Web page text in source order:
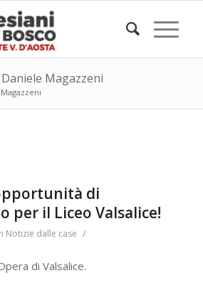
Magazzeni
di
per il Liceo Valsalice!
Notizie dalle case /
di Valsalice.